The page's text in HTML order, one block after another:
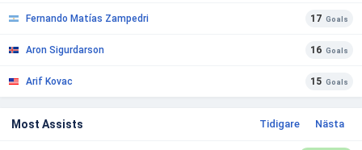
Fernando Matías Zampedri 17 Goals
Aron Sigurdarson 16 Goals
Arif Kovac 15 Goals
Most Assists Tidigare Nästa